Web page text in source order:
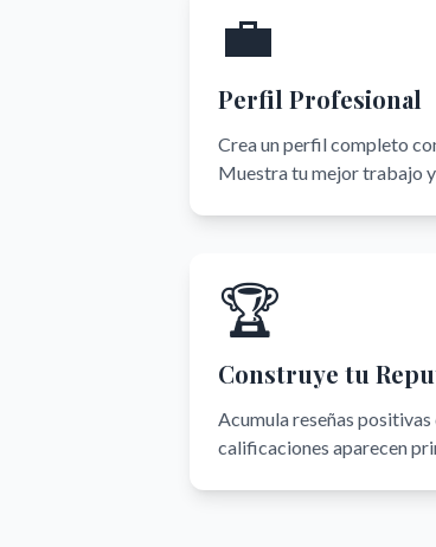
💼
Perfil Profesional
Crea un perfil completo
Muestra tu mejor trabajo
🏆
Construye tu
Acumula reseñas
calificaciones aparecen